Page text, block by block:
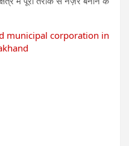
municipal corporation in